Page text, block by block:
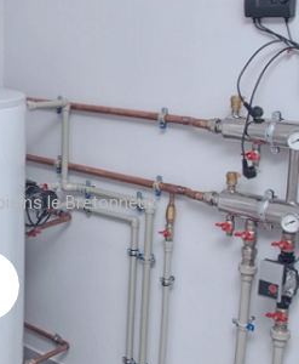
le Bretonneux